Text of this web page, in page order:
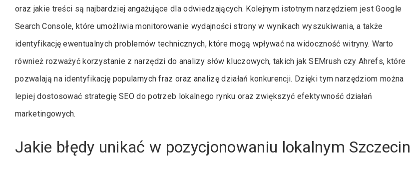
oraz jakie treści są najbardziej angażujące dla odwiedzających. Kolejnym istotnym narzędziem jest Google
Search Console, które umożliwia monitorowanie wydajności strony w wynikach wyszukiwania, a także
identyfikację ewentualnych problemów technicznych, które mogą wpływać na widoczność witryny. Warto
również rozważyć korzystanie z narzędzi do analizy słów kluczowych, takich jak SEMrush czy Ahrefs, które
pozwalają na identyfikację popularnych fraz oraz analizę działań konkurencji. Dzięki tym narzędziom można
lepiej dostosować strategię SEO do potrzeb lokalnego rynku oraz zwiększyć efektywność działań
marketingowych.
Jakie błędy unikać w pozycjonowaniu lokalnym Szczecin